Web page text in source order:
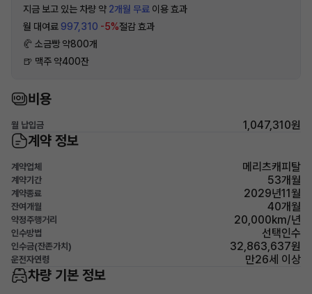
지금 보고 있는 차량 약 2개월 무료 이용 효과
월 대여료 997,310 -5%절감 효과
🥐 소금빵 약800개
🍺 맥주 약400잔
비용
월 납입금 1,047,310원
계약 정보
계약업체 메리츠캐피탈
계약기간 53개월
계약종료 2029년11월
잔여개월 40개월
약정주행거리 20,000km/년
인수방법 선택인수
인수금(잔존가치) 32,863,637원
운전자연령 만26세 이상
차량 기본 정보